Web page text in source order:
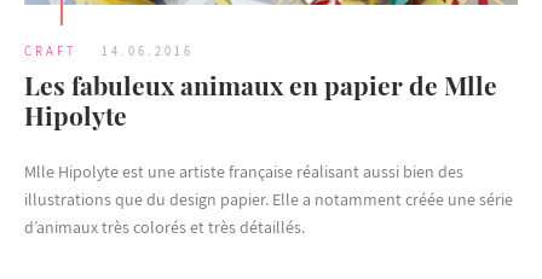
CRAFT 14.06.2016
Les fabuleux animaux en papier de Mlle
Hipolyte
Mlle Hipolyte est une artiste française réalisant aussi bien des
illustrations que du design papier. Elle a notamment créée une série
d’animaux très colorés et très détaillés.